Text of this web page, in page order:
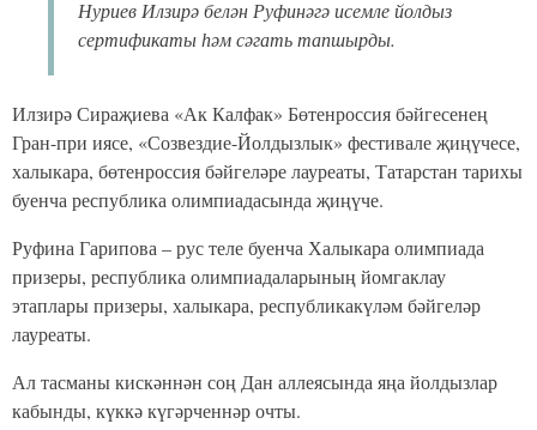
Нуриев Илзирә белән Руфинәгә исемле йолдыз
сертификаты һәм сәгать тапшырды.
Илзирә Сираҗиева «Ак Калфак» Бөтенроссия бәйгесенең
Гран-при иясе, «Созвездие-Йолдызлык» фестивале җиңүчесе,
халыкара, бөтенроссия бәйгеләре лауреаты, Татарстан тарихы
буенча республика олимпиадасында җиңүче.
Руфина Гарипова – рус теле буенча Халыкара олимпиада
призеры, республика олимпиадаларының йомгаклау
этаплары призеры, халыкара, республикакүләм бәйгеләр
лауреаты.
Ал тасманы кискәннән соң Дан аллеясында яңа йолдызлар
кабынды, күккә күгәрченнәр очты.